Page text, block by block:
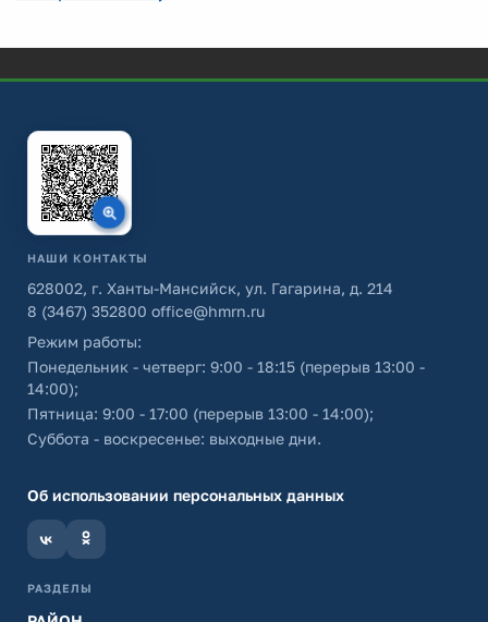
НАШИ КОНТАКТЫ
628002, г. Ханты-Мансийск, ул. Гагарина, д. 214
8 (3467) 352800 office@hmrn.ru
Режим работы:
Понедельник - четверг: 9:00 - 18:15 (перерыв 13:00 -
14:00);
Пятница: 9:00 - 17:00 (перерыв 13:00 - 14:00);
Суббота - воскресенье: выходные дни.
Об использовании персональных данных
РАЗДЕЛЫ